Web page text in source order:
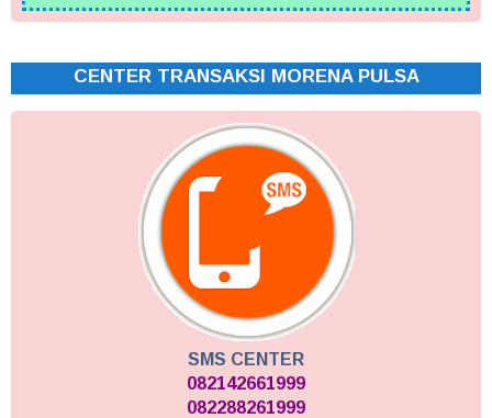
CENTER TRANSAKSI MORENA PULSA
SMS CENTER
082142661999
082288261999